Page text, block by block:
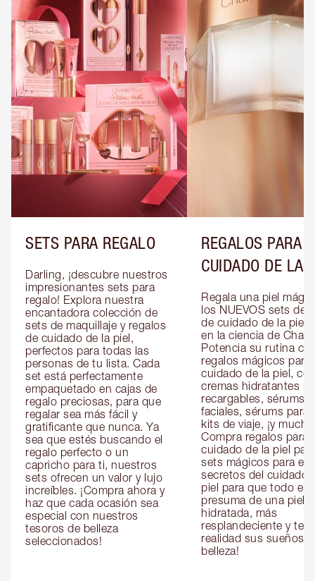
SETS PARA REGALO
Darling, ¡descubre nuestros
impresionantes sets para
regalo! Explora nuestra
encantadora colección de
sets de maquillaje y regalos
de cuidado de la piel,
perfectos para todas las
personas de tu lista. Cada
set está perfectamente
empaquetado en cajas de
regalo preciosas, para que
regalar sea más fácil y
gratificante que nunca. Ya
sea que estés buscando el
regalo perfecto o un
capricho para ti, nuestros
sets ofrecen un valor y lujo
increíbles. ¡Compra ahora y
haz que cada ocasión sea
especial con nuestros
tesoros de belleza
seleccionados!
REGALOS PARA
CUIDADO DE LA
Regala una piel
los NUEVOS sets de
de cuidado de la piel
en la ciencia de
Potencia su rutina
regalos mágicos para
cuidado de la piel,
cremas hidratantes
recargables, sérums
faciales, sérums para
kits de viaje, ¡y
Compra regalos para
cuidado de la piel
sets mágicos para
secretos del cuidado
piel para que todo el
presuma de una piel
hidratada, más
resplandeciente y
realidad sus sueños
belleza!